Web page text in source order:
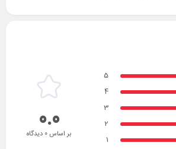
5
4
3
2
1
0.0بر اساس 0 دیدگاه